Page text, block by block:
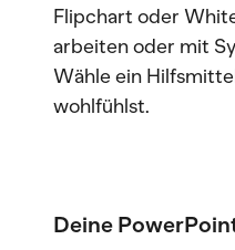
Flipchart oder
arbeiten oder mit
Wähle ein
wohlfühlst.
Deine